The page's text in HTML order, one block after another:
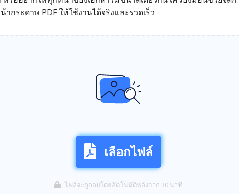
กระดาษ PDF ให้ใช้งานได้จริงและรวดเร็ว
เลือกไฟล์
ไฟล์จะถูกลบโดยอัตโนมัติหลังจาก 30 นาที